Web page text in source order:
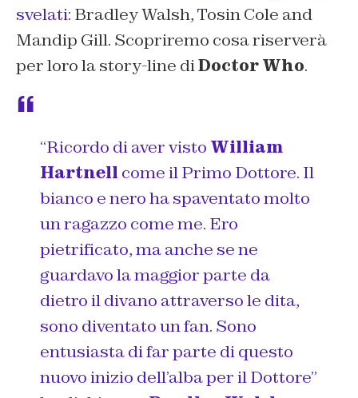
svelati: Bradley Walsh, Tosin Cole and
Mandip Gill. Scopriremo cosa riserverà
per loro la story-line diDoctor Who.
“Ricordo di aver visto William
Hartnell come il Primo Dottore. Il
bianco e nero ha spaventato molto
un ragazzo come me. Ero
pietrificato, ma anche se ne
guardavo la maggior parte da
dietro il divano attraverso le dita,
sono diventato un fan. Sono
entusiasta di far parte di questo
nuovo inizio dell’alba per il Dottore”